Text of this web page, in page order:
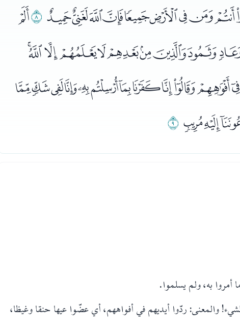
ﮇﮈ
ﮮ
أمروا به، ولم يسلموا.
والمعنى: ردّوا أيديهم في أفواههم، أي عضّوا عيها حنقا وغيظا،